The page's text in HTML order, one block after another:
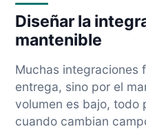
Diseñar la
mantenible
Muchas integraciones
entrega, sino por el
volumen es bajo, todo
cuando cambian